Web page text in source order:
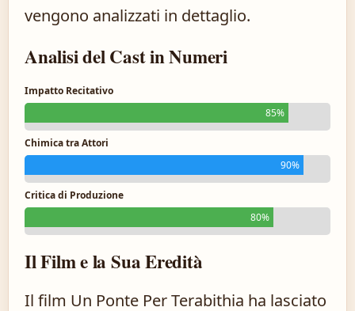
vengono analizzati in dettaglio.
Analisi del Cast in Numeri
Impatto Recitativo
85%
Chimica tra Attori
90%
Critica di Produzione
80%
Il Film e la Sua Eredità
Il film Un Ponte Per Terabithia ha lasciato